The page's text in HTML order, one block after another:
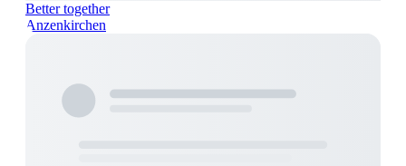
Better together
Anzenkirchen